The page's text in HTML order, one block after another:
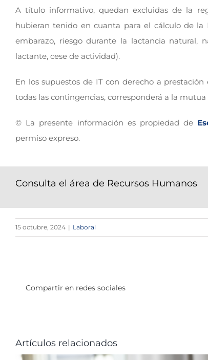
A título informativo, quedan excluidas de la
hubieran tenido en cuanta para el cálculo de la
embarazo, riesgo durante la lactancia natural,
lactante, cese de actividad).
En los supuestos de IT con derecho a
todas las contingencias, corresponderá a la mutua
© La presente información es propiedad de
permiso expreso.
Consulta el área de Recursos Humanos
15 octubre, 2024 | Laboral
Compartir en redes sociales
Artículos relacionados